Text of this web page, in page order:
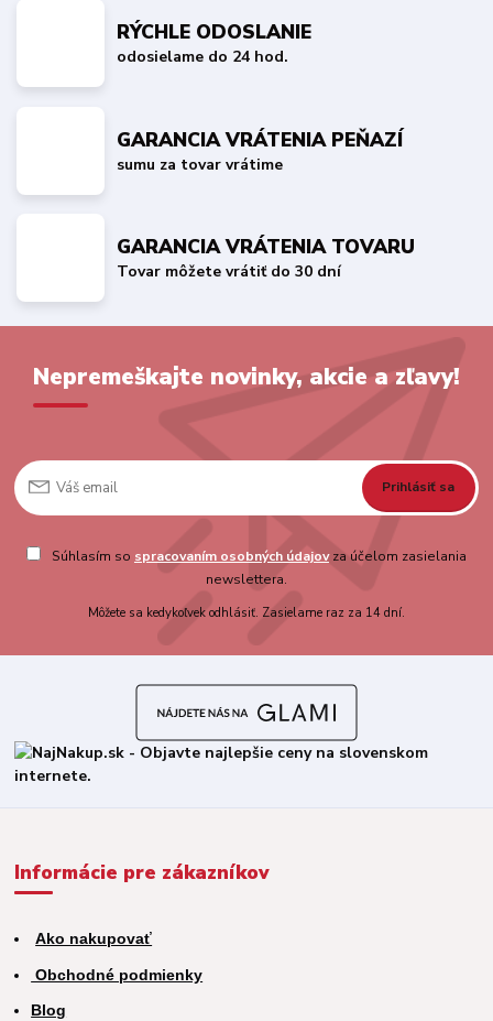
RÝCHLE ODOSLANIE
odosielame do 24 hod.
GARANCIA VRÁTENIA PEŇAZÍ
sumu za tovar vrátime
GARANCIA VRÁTENIA TOVARU
Tovar môžete vrátiť do 30 dní
Nepremeškajte novinky, akcie a zľavy!
Prihlásiť sa
Súhlasím so spracovaním osobných údajovza účelom zasielania
newslettera.
Môžete sa kedykoľvek odhlásiť. Zasielame raz za 14 dní.
Informácie pre zákazníkov
Ako nakupovať
Obchodné podmienky
Blog